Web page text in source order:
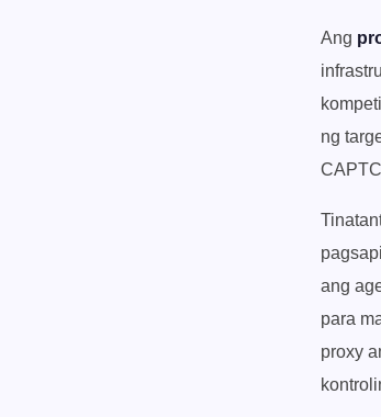
Ang
ng
ang
para
proxy